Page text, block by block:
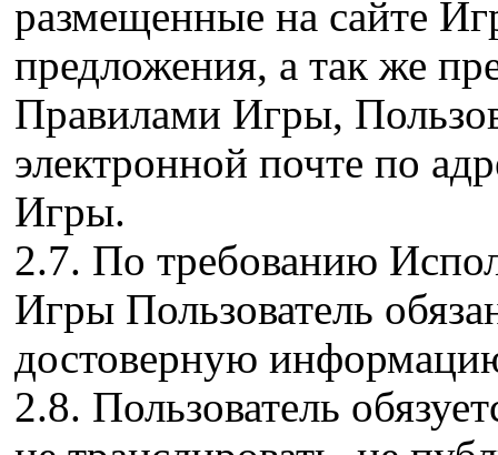
размещенные на сайте
предложения, а так же
Правилами Игры,
электронной почте по
Игры.
2.7. По требованию
Игры Пользователь
достоверную
2.8. Пользователь